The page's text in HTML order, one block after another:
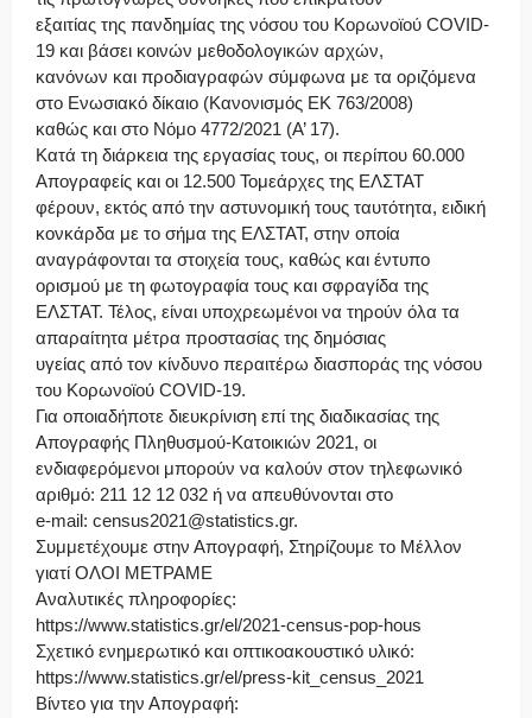
εξαιτίας της πανδημίας της νόσου του Κορωνοϊού COVID-
19 και βάσει κοινών μεθοδολογικών αρχών,
κανόνων και προδιαγραφών σύμφωνα με τα οριζόμενα
στο Ενωσιακό δίκαιο (Κανονισμός ΕΚ 763/2008)
καθώς και στο Νόμο 4772/2021 (Α’ 17).
Κατά τη διάρκεια της εργασίας τους, οι περίπου 60.000
Απογραφείς και οι 12.500 Τομεάρχες της ΕΛΣΤΑΤ
φέρουν, εκτός από την αστυνομική τους ταυτότητα, ειδική
κονκάρδα με το σήμα της ΕΛΣΤΑΤ, στην οποία
αναγράφονται τα στοιχεία τους, καθώς και έντυπο
ορισμού με τη φωτογραφία τους και σφραγίδα της
ΕΛΣΤΑΤ. Τέλος, είναι υποχρεωμένοι να τηρούν όλα τα
απαραίτητα μέτρα προστασίας της δημόσιας
υγείας από τον κίνδυνο περαιτέρω διασποράς της νόσου
του Κορωνοϊού COVID-19.
Για οποιαδήποτε διευκρίνιση επί της διαδικασίας της
Απογραφής Πληθυσμού-Κατοικιών 2021, οι
ενδιαφερόμενοι μπορούν να καλούν στον τηλεφωνικό
αριθμό: 211 12 12 032 ή να απευθύνονται στο
e-mail: census2021@statistics.gr.
Συμμετέχουμε στην Απογραφή, Στηρίζουμε το Μέλλον
γιατί ΟΛΟΙ ΜΕΤΡΑΜΕ
Αναλυτικές πληροφορίες:
https://www.statistics.gr/el/2021-census-pop-hous
Σχετικό ενημερωτικό και οπτικοακουστικό υλικό:
https://www.statistics.gr/el/press-kit_census_2021
Βίντεο για την Απογραφή: